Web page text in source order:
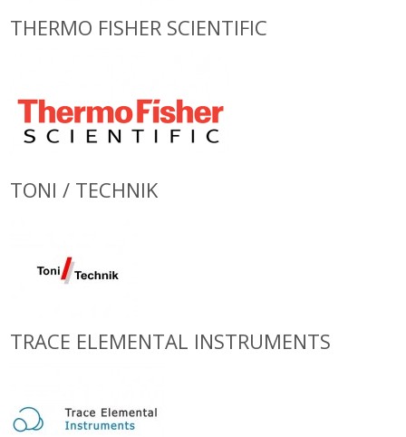
THERMO FISHER SCIENTIFIC
TONI / TECHNIK
TRACE ELEMENTAL INSTRUMENTS